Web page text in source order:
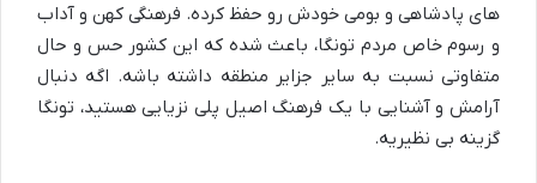
های پادشاهی و بومی خودش رو حفظ کرده. فرهنگی کهن و آداب
و رسوم خاص مردم تونگا، باعث شده که این کشور حس و حال
متفاوتی نسبت به سایر جزایر منطقه داشته باشه. اگه دنبال
آرامش و آشنایی با یک فرهنگ اصیل پلی نزیایی هستید، تونگا
گزینه بی نظیریه.